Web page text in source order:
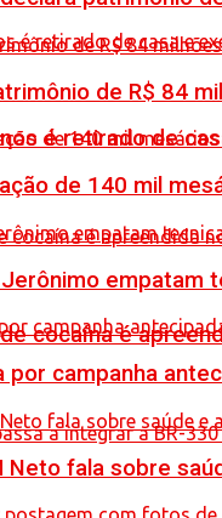
é retirado de
cocaína é
de R$ 84
de 140 mil
empatam
por campanha
Neto fala sobre